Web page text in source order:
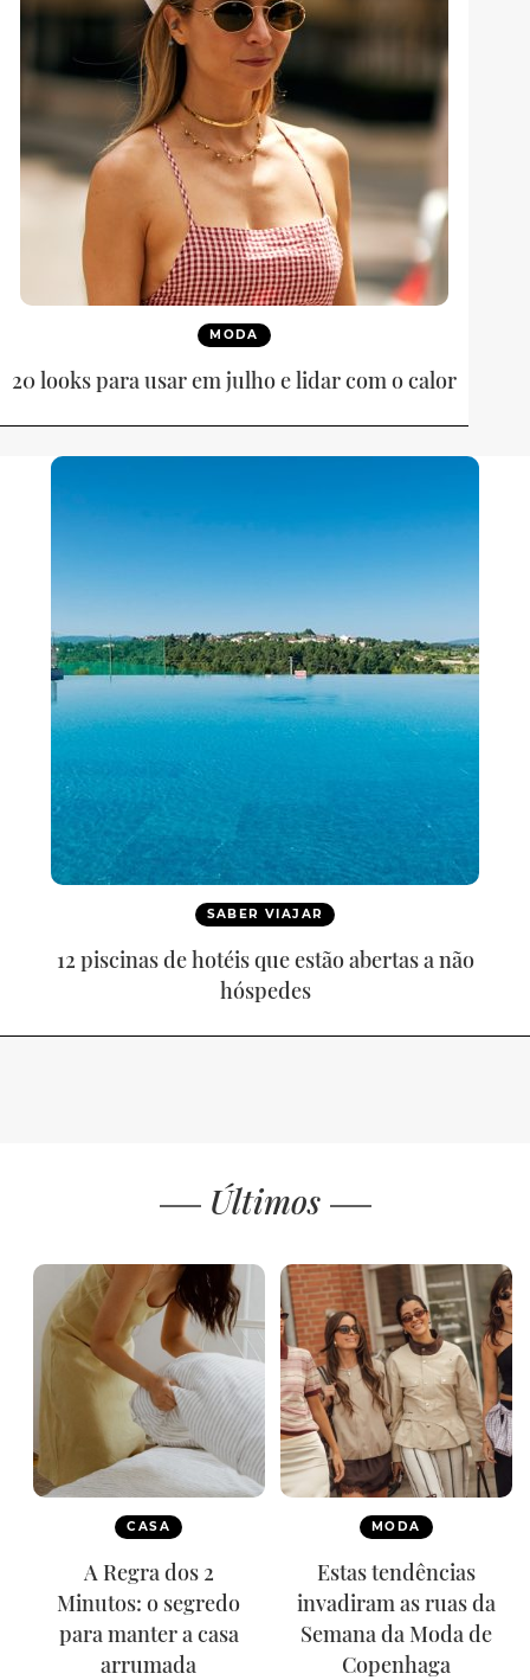
MODA
20 looks para usar em julho e lidar com o calor
SABER VIAJAR
12 piscinas de hotéis que estão abertas a não
hóspedes
Últimos
CASA
A Regra dos 2
Minutos: o segredo
para manter a casa
arrumada
MODA
Estas tendências
invadiram as ruas da
Semana da Moda de
Copenhaga